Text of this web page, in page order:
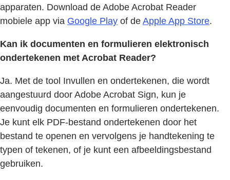
apparaten. Download de Adobe Acrobat Reader
mobiele app via Google Play of de Apple App Store.
Kan ik documenten en formulieren elektronisch
ondertekenen met Acrobat Reader?
Ja. Met de tool Invullen en ondertekenen, die wordt
aangestuurd door Adobe Acrobat Sign, kun je
eenvoudig documenten en formulieren ondertekenen.
Je kunt elk PDF-bestand ondertekenen door het
bestand te openen en vervolgens je handtekening te
typen of tekenen, of je kunt een afbeeldingsbestand
gebruiken.